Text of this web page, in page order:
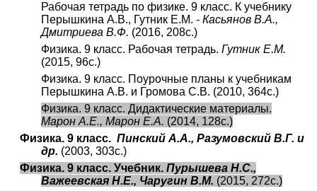
Рабочая тетрадь по физике. 9 класс. К учебнику
Перышкина А.В., Гутник Е.М. - Касьянов В.А.,
Дмитриева В.Ф. (2016, 208с.)
Физика. 9 класс. Рабочая тетрадь. Гутник Е.М.
(2015, 96с.)
Физика. 9 класс. Поурочные планы к учебникам
Перышкина А.В. и Громова С.В. (2010, 364с.)
Физика. 9 класс. Дидактические материалы.
Марон А.Е., Марон Е.А. (2014, 128с.)
Физика. 9 класс. Пинский А.А., Разумовский В.Г. и
др. (2003, 303с.)
Физика. 9 класс. Учебник. Пурышева Н.С.,
Важеевская Н.Е., Чаругин В.М. (2015, 272с.)